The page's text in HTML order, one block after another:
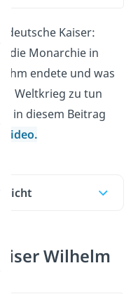
deutsche Kaiser:
die Monarchie in
ihm endete und was
Weltkrieg zu tun
in diesem Beitrag
Video.
Wilhelm